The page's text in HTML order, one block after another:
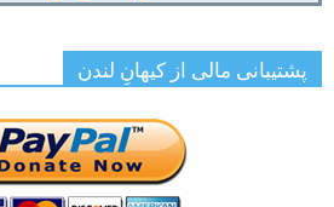
پشتیبانی مالی از کیهانِ لندن